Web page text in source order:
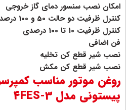
امکان نصب سنسور دمای گاز خروجی
کنترل ظرفیت دو حالت 50 و 100 درصد
کنترل ظرفیت 10 تا 100 درصدی
فن اضافی
نصب شیر قطع کن تخلیه
نصب شیر قطع کن مکش
پیستونی مدل 4FES-3